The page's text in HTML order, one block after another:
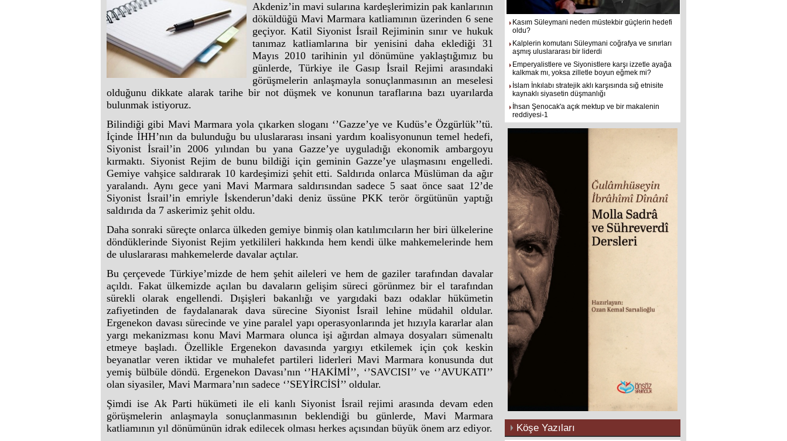
Akdeniz’in mavi sularına kardeşlerimizin pak kanlarının
döküldüğü Mavi Marmara katliamının üzerinden 6 sene
geçiyor. Katil Siyonist İsrail Rejiminin sınır ve hukuk
tanımaz katliamlarına bir yenisini daha eklediği 31
Mayıs 2010 tarihinin yıl dönümüne yaklaştığımız bu
günlerde, Türkiye ile Gasıp İsrail Rejimi arasındaki
görüşmelerin anlaşmayla sonuçlanmasının an meselesi
olduğunu dikkate alarak tarihe bir not düşmek ve konunun taraflarına bazı uyarılarda
bulunmak istiyoruz.
Bilindiği gibi Mavi Marmara yola çıkarken sloganı ‘’Gazze’ye ve Kudüs’e Özgürlük’’tü.
İçinde İHH’nın da bulunduğu bu uluslararası insani yardım koalisyonunun temel hedefi,
Siyonist İsrail’in 2006 yılından bu yana Gazze’ye uyguladığı ekonomik ambargoyu
kırmaktı. Siyonist Rejim de bunu bildiği için geminin Gazze’ye ulaşmasını engelledi.
Gemiye vahşice saldırarak 10 kardeşimizi şehit etti. Saldırıda onlarca Müslüman da ağır
yaralandı. Aynı gece yani Mavi Marmara saldırısından sadece 5 saat önce saat 12’de
Siyonist İsrail’in emriyle İskenderun’daki deniz üssüne PKK terör örgütünün yaptığı
saldırıda da 7 askerimiz şehit oldu.
Daha sonraki süreçte onlarca ülkeden gemiye binmiş olan katılımcıların her biri ülkelerine
döndüklerinde Siyonist Rejim yetkilileri hakkında hem kendi ülke mahkemelerinde hem
de uluslararası mahkemelerde davalar açtılar.
Bu çerçevede Türkiye’mizde de hem şehit aileleri ve hem de gaziler tarafından davalar
açıldı. Fakat ülkemizde açılan bu davaların gelişim süreci görünmez bir el tarafından
sürekli olarak engellendi. Dışişleri bakanlığı ve yargıdaki bazı odaklar hükümetin
zafiyetinden de faydalanarak dava sürecine Siyonist İsrail lehine müdahil oldular.
Ergenekon davası sürecinde ve yine paralel yapı operasyonlarında jet hızıyla kararlar alan
yargı mekanizması konu Mavi Marmara olunca işi ağırdan almaya dosyaları sümenaltı
etmeye başladı. Özellikle Ergenekon davasında yargıyı etkilemek için çok keskin
beyanatlar veren iktidar ve muhalefet partileri liderleri Mavi Marmara konusunda dut
yemiş bülbüle döndü. Ergenekon Davası’nın ‘’HAKİMİ’’, ‘’SAVCISI’’ ve ‘’AVUKATI’’
olan siyasiler, Mavi Marmara’nın sadece ‘’SEYİRCİSİ’’ oldular.
Şimdi ise Ak Parti hükümeti ile eli kanlı Siyonist İsrail rejimi arasında devam eden
görüşmelerin anlaşmayla sonuçlanmasının beklendiği bu günlerde, Mavi Marmara
katliamının yıl dönümünün idrak edilecek olması herkes açısından büyük önem arz ediyor.
Kasım Süleymani neden müstekbir güçlerin hedefi
oldu?
Kalplerin komutanı Süleymani coğrafya ve sınırları
aşmış uluslararası bir liderdi
Emperyalistlere ve Siyonistlere karşı izzetle ayağa
kalkmak mı, yoksa zilletle boyun eğmek mi?
İslam İnkılabı stratejik aklı karşısında sığ etnisite
kaynaklı siyasetin düşmanlığı
İhsan Şenocak'a açık mektup ve bir makalenin
reddiyesi-1
Köşe Yazıları